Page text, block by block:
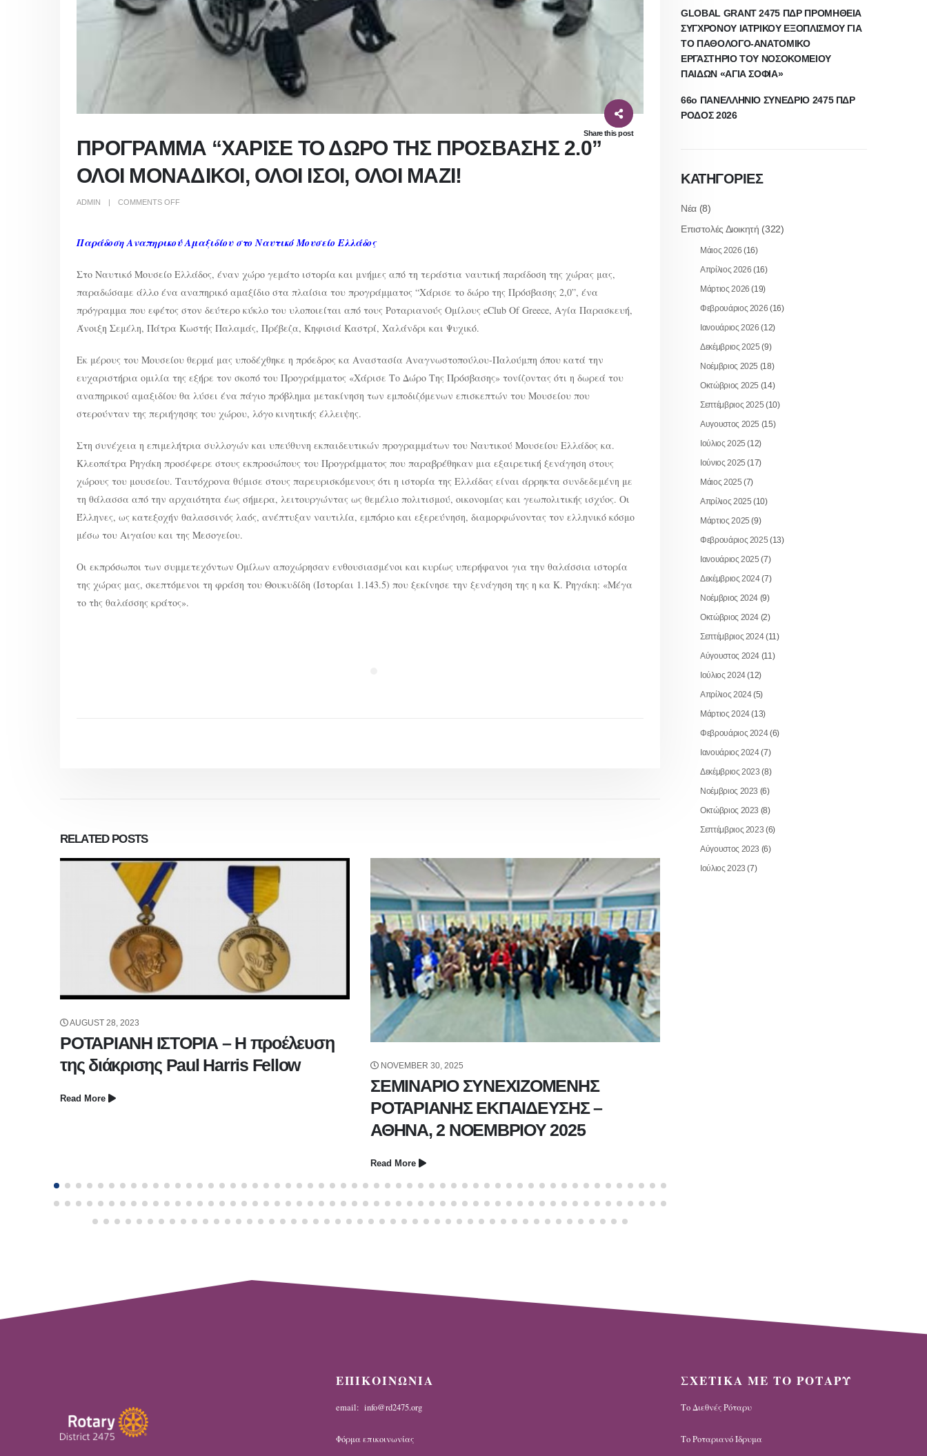
Share this post
ΠΡΟΓΡΑΜΜΑ “ΧΑΡΙΣΕ ΤΟ ΔΩΡΟ ΤΗΣ ΠΡΟΣΒΑΣΗΣ 2.0”
ΟΛΟΙ ΜΟΝΑΔΙΚΟΙ, ΟΛΟΙ ΙΣΟΙ, ΟΛΟΙ ΜΑΖΙ!
ADMIN COMMENTS OFFON
ΤΗΣ
ΠΡΟΣΒΑΣΗΣ
ΜΟΝΑΔΙΚΟΙ,
ΟΛΟΙ
ΟΛΟΙ
Παράδοση Αναπηρικού Αμαξιδίου στο Ναυτικό Μουσείο Ελλάδος
Στο Ναυτικό Μουσείο Ελλάδος, έναν χώρο γεμάτο ιστορία και μνήμες από τη τεράστια ναυτική παράδοση της χώρας μας,
παραδώσαμε άλλο ένα αναπηρικό αμαξίδιο στα πλαίσια του προγράμματος “Χάρισε το δώρο της Πρόσβασης 2,0”, ένα
πρόγραμμα που εφέτος στον δεύτερο κύκλο του υλοποιείται από τους Ροταριανούς Ομίλους eClub Of Greece, Αγία Παρασκευή,
Άνοιξη Σεμέλη, Πάτρα Κωστής Παλαμάς, Πρέβεζα, Κηφισιά Καστρί, Χαλάνδρι και Ψυχικό.
Εκ μέρους του Μουσείου θερμά μας υποδέχθηκε η πρόεδρος κα Αναστασία Αναγνωστοπούλου-Παλούμπη όπου κατά την
ευχαριστήρια ομιλία της εξήρε τον σκοπό του Προγράμματος «Χάρισε Το Δώρο Της Πρόσβασης» τονίζοντας ότι η δωρεά του
αναπηρικού αμαξιδίου θα λύσει ένα πάγιο πρόβλημα μετακίνηση των εμποδιζόμενων επισκεπτών του Μουσείου που
στερούνταν της περιήγησης του χώρου, λόγο κινητικής έλλειψης.
Στη συνέχεια η επιμελήτρια συλλογών και υπεύθυνη εκπαιδευτικών προγραμμάτων του Ναυτικού Μουσείου Ελλάδος κα.
Κλεοπάτρα Ρηγάκη προσέφερε στους εκπροσώπους του Προγράμματος που παραβρέθηκαν μια εξαιρετική ξενάγηση στους
χώρους του μουσείου. Ταυτόχρονα θύμισε στους παρευρισκόμενους ότι η ιστορία της Ελλάδας είναι άρρηκτα συνδεδεμένη με
τη θάλασσα από την αρχαιότητα έως σήμερα, λειτουργώντας ως θεμέλιο πολιτισμού, οικονομίας και γεωπολιτικής ισχύος. Οι
Έλληνες, ως κατεξοχήν θαλασσινός λαός, ανέπτυξαν ναυτιλία, εμπόριο και εξερεύνηση, διαμορφώνοντας τον ελληνικό κόσμο
μέσω του Αιγαίου και της Μεσογείου.
Οι εκπρόσωποι των συμμετεχόντων Ομίλων αποχώρησαν ενθουσιασμένοι και κυρίως υπερήφανοι για την θαλάσσια ιστορία
της χώρας μας, σκεπτόμενοι τη φράση του Θουκυδίδη (Ιστορίαι 1.143.5) που ξεκίνησε την ξενάγηση της η κα Κ. Ρηγάκη: «Μέγα
τo τhς θαλάσσης κράτος».
RELATED POSTS
AUGUST 28, 2023
ΡΟΤΑΡΙΑΝΗ ΙΣΤΟΡΙΑ – Η προέλευση
της διάκρισης Paul Harris Fellow
Read More
NOVEMBER 30, 2025
ΣΕΜΙΝΑΡΙΟ ΣΥΝΕΧΙΖΟΜΕΝΗΣ
ΡΟΤΑΡΙΑΝΗΣ ΕΚΠΑΙΔΕΥΣΗΣ –
ΑΘΗΝΑ, 2 ΝΟΕΜΒΡΙΟΥ 2025
Read More
GLOBAL GRANT 2475 ΠΔΡ ΠΡΟΜΗΘΕΙΑ
ΣΥΓΧΡΟΝΟΥ ΙΑΤΡΙΚΟΥ ΕΞΟΠΛΙΣΜΟΥ ΓΙΑ
ΤΟ ΠΑΘΟΛΟΓΟ-ΑΝΑΤΟΜΙΚΟ
ΕΡΓΑΣΤΗΡΙΟ ΤΟΥ ΝΟΣΟΚΟΜΕΙΟΥ
ΠΑΙΔΩΝ «ΑΓΙΑ ΣΟΦΙΑ»
66ο ΠΑΝΕΛΛΗΝΙΟ ΣΥΝΕΔΡΙΟ 2475 ΠΔΡ
ΡΟΔΟΣ 2026
ΚΑΤΗΓΟΡΙΕΣ
Νέα(8)
Επιστολές Διοικητή (322)
Μάιος 2026 (16)
Απρίλιος 2026 (16)
Μάρτιος 2026 (19)
Φεβρουάριος 2026 (16)
Ιανουάριος 2026 (12)
Δεκέμβριος 2025 (9)
Νοέμβριος 2025 (18)
Οκτώβριος 2025 (14)
Σεπτέμβριος 2025 (10)
Αυγουστος 2025 (15)
Ιούλιος 2025 (12)
Ιούνιος 2025 (17)
Μάιος 2025 (7)
Απρίλιος 2025 (10)
Μάρτιος 2025 (9)
Φεβρουάριος 2025 (13)
Ιανουάριος 2025 (7)
Δεκέμβριος 2024(7)
Νοέμβριος 2024 (9)
Οκτώβριος 2024 (2)
Σεπτέμβριος 2024(11)
Αύγουστος 2024 (11)
Ιούλιος 2024(12)
Απρίλιος 2024(5)
Μάρτιος 2024(13)
Φεβρουάριος 2024(6)
Ιανουάριος 2024(7)
Δεκέμβριος 2023 (8)
Νοέμβριος 2023 (6)
Οκτώβριος 2023 (8)
Σεπτέμβριος 2023 (6)
Αύγουστος 2023 (6)
Ιούλιος 2023 (7)
ΕΠΙΚΟΙΝΩΝΙΑ
email: info@rd2475.org
Φόρμα επικοινωνίας
ΣΧΕΤΙΚΑ ΜΕ ΤΟ ΡΟΤΑΡΥ
Το Διεθνές Ρόταρυ
Το Ροταριανό Ίδρυμα